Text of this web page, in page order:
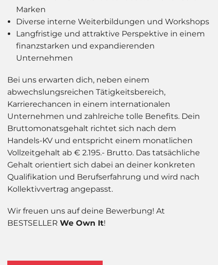
Marken
Diverse interne Weiterbildungen und Workshops
Langfristige und attraktive Perspektive in einem
finanzstarken und expandierenden
Unternehmen
Bei uns erwarten dich, neben einem
abwechslungsreichen Tätigkeitsbereich,
Karrierechancen in einem internationalen
Unternehmen und zahlreiche tolle Benefits. Dein
Bruttomonatsgehalt richtet sich nach dem
Handels-KV und entspricht einem monatlichen
Vollzeitgehalt ab € 2.195.- Brutto. Das tatsächliche
Gehalt orientiert sich dabei an deiner konkreten
Qualifikation und Berufserfahrung und wird nach
Kollektivvertrag angepasst.
Wir freuen uns auf deine Bewerbung! At
BESTSELLER We Own It!